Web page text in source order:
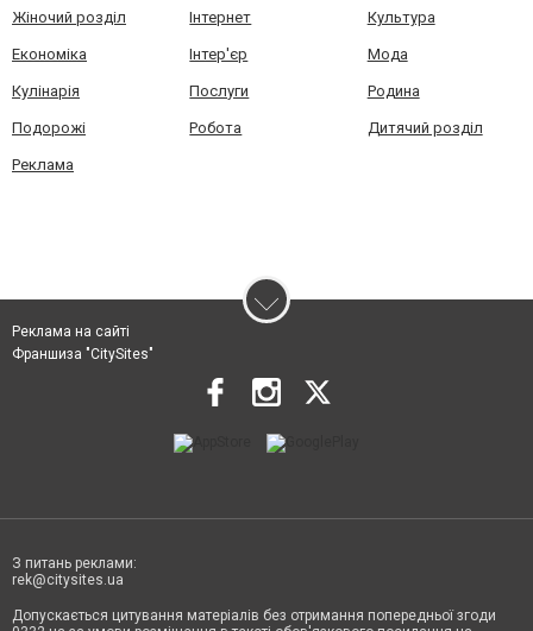
Жіночий розділ Інтернет Культура
Економіка Інтер'єр Мода
Кулінарія Послуги Родина
Подорожі Робота Дитячий розділ
Реклама
Реклама на сайті
Франшиза "CitySites"
З питань реклами:
rek@citysites.ua
Допускається цитування матеріалів без отримання попередньої згоди